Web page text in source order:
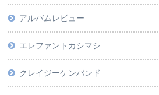
アルバムレビュー
エレファントカシマシ
クレイジーケンバンド